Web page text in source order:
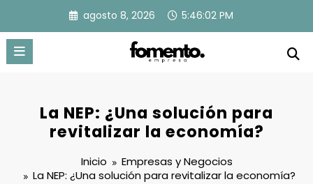
contenido
agosto 8, 2026 5:46:03 PM
La NEP: ¿Una solución para
revitalizar la economía?
Inicio
Empresas y Negocios
La NEP: ¿Una solución para revitalizar la economía?